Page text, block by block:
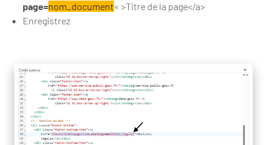
page=nom_document« >Titre de la page</a>
Enregistrez